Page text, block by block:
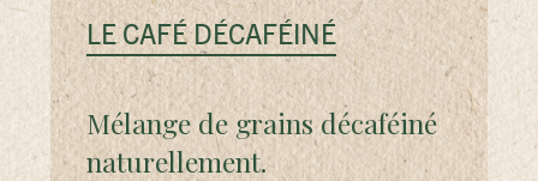
LE CAFÉ DÉCAFÉINÉ
Mélange de grains décaféiné
naturellement.